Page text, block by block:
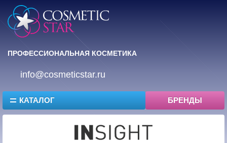
ПРОФЕССИОНАЛЬНАЯ КОСМЕТИКА
info@cosmeticstar.ru
КАТАЛОГ БРЕНДЫ